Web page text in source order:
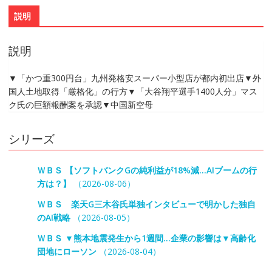
説明
説明
▼「かつ重300円台」九州発格安スーパー小型店が都内初出店▼外
国人土地取得「厳格化」の行方▼「大谷翔平選手1400人分」マス
ク氏の巨額報酬案を承認▼中国新空母
シリーズ
ＷＢＳ 【ソフトバンクGの純利益が18%減…AIブームの行
方は？】
（2026-08-06）
ＷＢＳ 楽天G三木谷氏単独インタビューで明かした独自
のAI戦略（2026-08-05）
ＷＢＳ ▼熊本地震発生から1週間…企業の影響は▼高齢化
団地にローソン（2026-08-04）